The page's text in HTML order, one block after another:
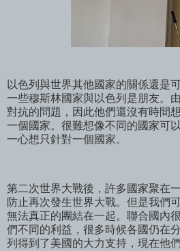
以色列與世界其他國家的關係還是
一些穆斯林國家與以色列是朋友。
對抗的問題，因此他們還沒有時間
一個國家。很難想像不同的國家可
一心想只針對一個國家。
第二次世界大戰後，許多國家聚在
防止再次發生世界大戰。但是我們
無法真正的團結在一起。聯合國內
們不同的利益，很多時候各國仍在
列得到了美國的大力支持，現在他